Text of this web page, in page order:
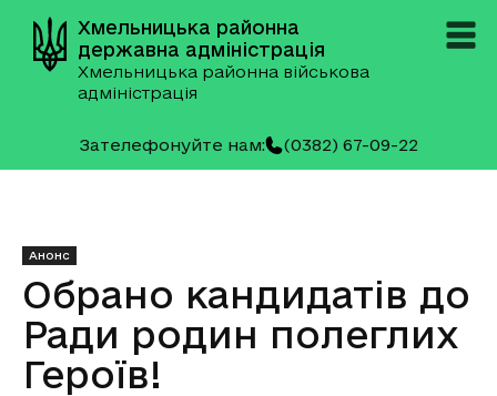
Хмельницька районна
державна адміністрація
Хмельницька районна військова
адміністрація
Зателефонуйте нам: (0382) 67-09-22
Анонс
Обрано кандидатів до
Ради родин полеглих
Героїв!